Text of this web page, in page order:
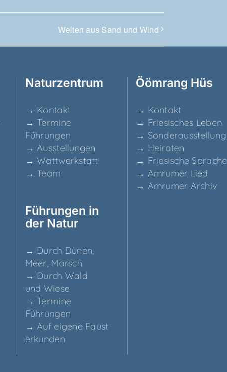
Wel­ten aus Sand und Wind
Natur­zen­trum
→ Kon­takt
→ Ter­mi­ne
Führungen
→ Aus­stel­lun­gen
→ Watt­werk­statt
→ Team
Füh­run­gen in
der Natur
→ Durch Dünen,
Meer, Marsch
→ Durch Wald
und Wiese
→ Ter­mi­ne
Führungen
→ Auf eige­ne Faust
erkunden
Ööm­rang Hüs
→ Kon­takt
→ Frie­si­sches Leben
→ Son­der­aus­stel­lung
→ Hei­ra­ten
→ Frie­si­sche Sprache
→ Amru­mer Lied
→ Amru­mer Archiv